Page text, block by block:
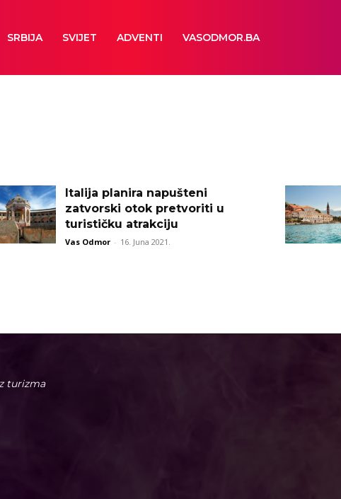
SRBIJA SVIJET ADVENTI VASODMOR.BA
Italija planira napušteni
zatvorski otok pretvoriti u
turističku atrakciju
Vas Odmor - 16. Juna 2021.
turizma